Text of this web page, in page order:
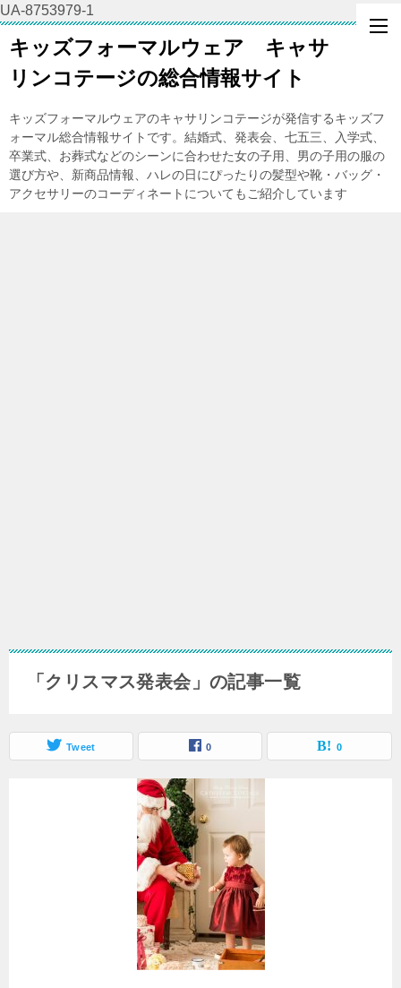
UA-8753979-1
キッズフォーマルウェア キャサ
リンコテージの総合情報サイト
キッズフォーマルウェアのキャサリンコテージが発信するキッズフ
ォーマル総合情報サイトです。結婚式、発表会、七五三、入学式、
卒業式、お葬式などのシーンに合わせた女の子用、男の子用の服の
選び方や、新商品情報、ハレの日にぴったりの髪型や靴・バッグ・
アクセサリーのコーディネートについてもご紹介しています
「クリスマス発表会」の記事一覧
Tweet 0 0